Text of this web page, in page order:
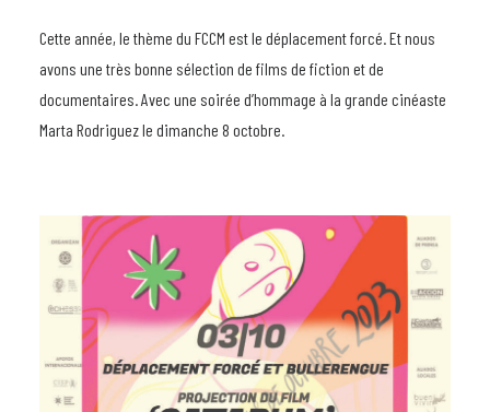
Cette année, le thème du FCCM est le déplacement forcé. Et nous
avons une très bonne sélection de films de fiction et de
documentaires. Avec une soirée d’hommage à la grande cinéaste
Marta Rodriguez le dimanche 8 octobre.